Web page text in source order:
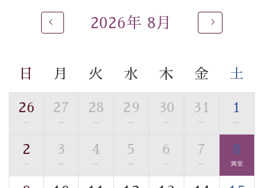
るご入浴をお愉しみください。
■お座敷風呂（大浴場）
す。
■貸切温泉風呂 （40分無料）
眺望はございませんが、源泉掛け流しの温泉の質を楽し
む貸切温泉風呂です。ゆったりといやされるプライベー
トな空間をお愉しみください。
【旅】
2026年 8月
日 月 火 水 木 金 土
26
—
27
—
28
—
29
—
30
—
31
—
1
—
2
—
3
—
4
—
5
—
6
—
7
—
8
満室